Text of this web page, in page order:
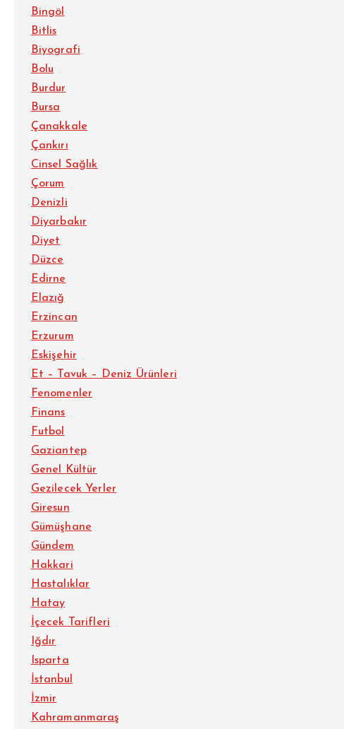
Bingöl
Bitlis
Biyografi
Bolu
Burdur
Bursa
Çanakkale
Çankırı
Cinsel Sağlık
Çorum
Denizli
Diyarbakır
Diyet
Düzce
Edirne
Elazığ
Erzincan
Erzurum
Eskişehir
Et – Tavuk – Deniz Ürünleri
Fenomenler
Finans
Futbol
Gaziantep
Genel Kültür
Gezilecek Yerler
Giresun
Gümüşhane
Gündem
Hakkari
Hastalıklar
Hatay
İçecek Tarifleri
Iğdır
Isparta
İstanbul
İzmir
Kahramanmaraş